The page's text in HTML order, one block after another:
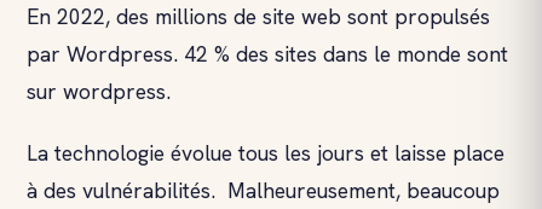
En 2022, des millions de site web sont propulsés
par Wordpress. 42 % des sites dans le monde sont
sur wordpress.
La technologie évolue tous les jours et laisse place
à des vulnérabilités. Malheureusement, beaucoup